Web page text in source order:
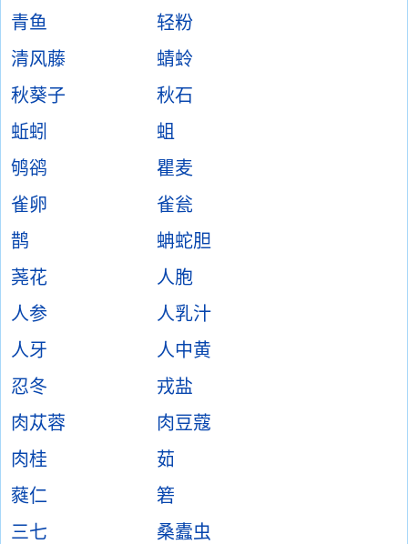
青鱼
轻粉
清风藤
蜻蛉
秋葵子
秋石
蚯蚓
蛆
鸲鹆
瞿麦
雀卵
雀瓮
鹊
蚺蛇胆
荛花
人胞
人参
人乳汁
人牙
人中黄
忍冬
戎盐
肉苁蓉
肉豆蔻
肉桂
茹
蕤仁
箬
三七
桑蠹虫